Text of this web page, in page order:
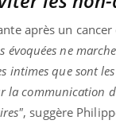
après un
évoquées ne
intimes que sont
la communication
, suggère